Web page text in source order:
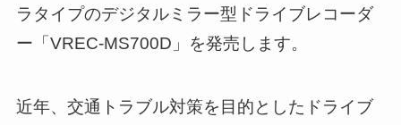
ラタイプのデジタルミラー型ドライブレコーダ
ー「VREC-MS700D」を発売します。
近年、交通トラブル対策を目的としたドライブ